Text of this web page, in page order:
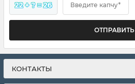
22 + ? = 26 Введите капчу*
ОТПРАВИТЬ
КОНТАКТЫ